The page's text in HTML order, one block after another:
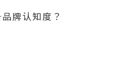
牌认知度？